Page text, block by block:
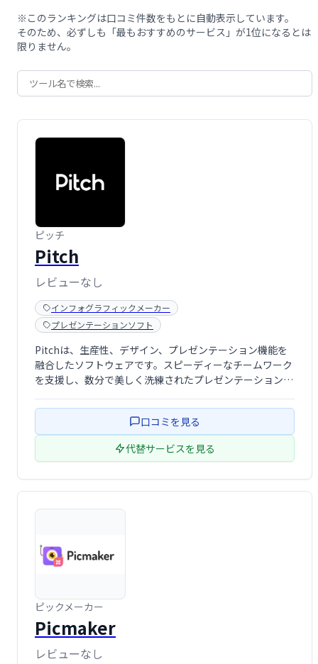
※このランキングは口コミ件数をもとに自動表示しています。
そのため、必ずしも「最もおすすめのサービス」が1位になるとは
限りません。
ピッチ
Pitch
レビューなし
インフォグラフィックメーカー
プレゼンテーションソフト
Pitchは、生産性、デザイン、プレゼンテーション機能を
融合したソフトウェアです。スピーディーなチームワーク
を支援し、数分で美しく洗練されたプレゼンテーション資
要なメッセージを効果的に伝えたいチームに最適です。
口コミを見る
代替サービスを見る
ピックメーカー
Picmaker
レビューなし